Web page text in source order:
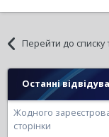
Перейти до списку
Останні
Жодного
сторінки